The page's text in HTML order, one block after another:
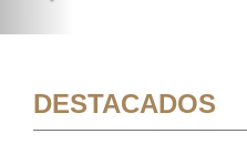
DESTACADOS